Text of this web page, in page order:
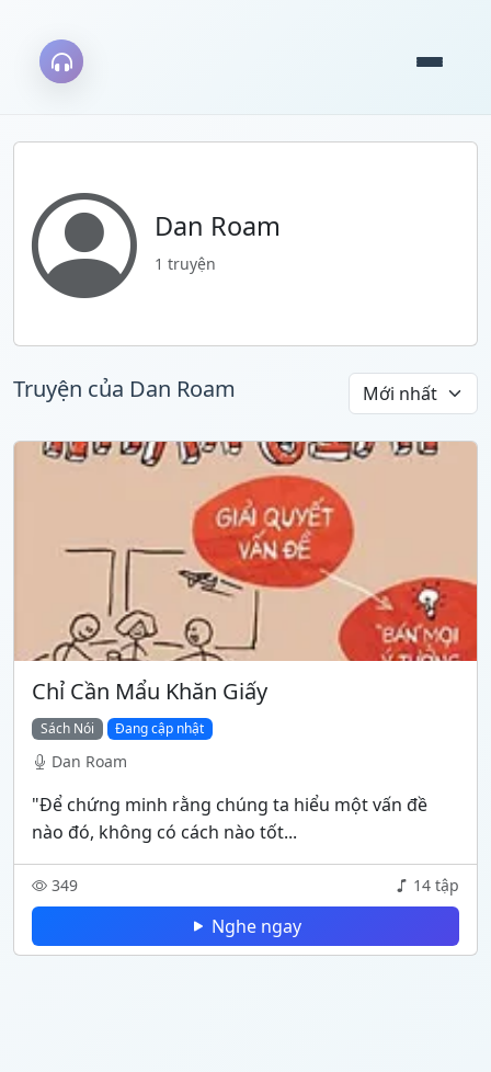
Dan Roam
1 truyện
Truyện của Dan Roam
Chỉ Cần Mẩu Khăn Giấy
Sách Nói Đang cập nhật
Dan Roam
"Để chứng minh rằng chúng ta hiểu một vấn đề
nào đó, không có cách nào tốt...
349 14 tập
Nghe ngay